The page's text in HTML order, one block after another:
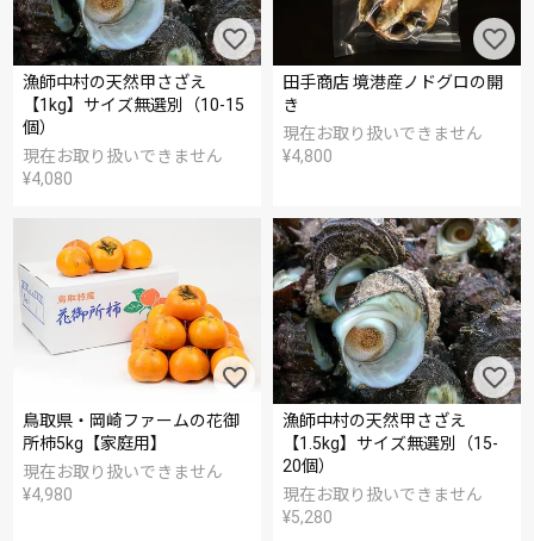
漁師中村の天然甲さざえ
【1kg】サイズ無選別（10-15
個）
現在お取り扱いできません
¥4,080
田手商店 境港産ノドグロの開
き
現在お取り扱いできません
¥4,800
鳥取県・岡崎ファームの花御
所柿5kg【家庭用】
現在お取り扱いできません
¥4,980
漁師中村の天然甲さざえ
【1.5kg】サイズ無選別（15-
20個）
現在お取り扱いできません
¥5,280